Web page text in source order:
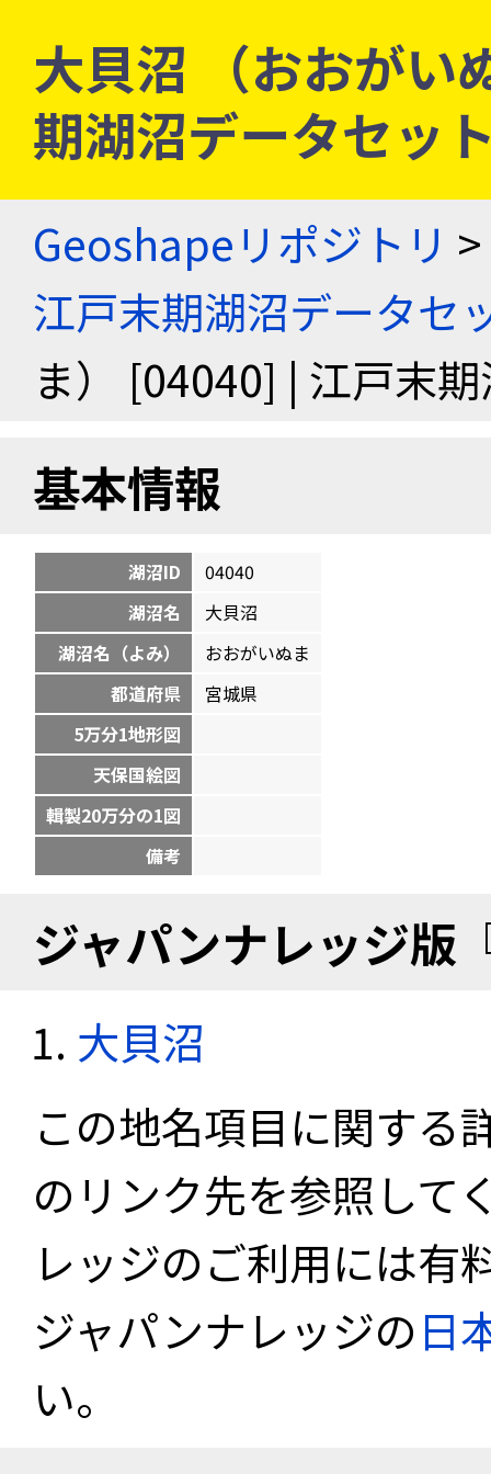
大貝沼 （おおが
期湖沼データセッ
Geoshapeリポジトリ >
江戸末期湖沼データセ
ま） [04040] | 江戸末
基本情報
湖沼ID
04040
湖沼名
大貝沼
湖沼名（よみ）
おおがいぬま
都道府県
宮城県
5万分1地形図
天保国絵図
輯製20万分の1図
備考
ジャパンナレッジ版
大貝沼
この地名項目に関する
のリンク先を参照して
レッジのご利用には有
ジャパンナレッジの日
い。